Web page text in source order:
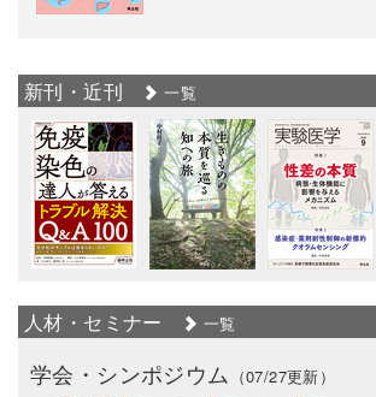
新刊・近刊 一覧
人材・セミナー 一覧
学会・シンポジウム （07/27更新）